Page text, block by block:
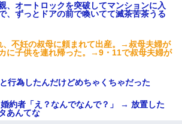
、オートロックを突破してマンションに入
、ずっとドアの前で喚いてて滅茶苦茶うる
、不妊の叔母に頼まれて出産。→叔母夫婦が
に子供を連れ帰った。→9・11で叔母夫婦が
行為したんだけどめちゃくちゃだった
約者「え？なんでなんで？」 → 放置した
あんてな